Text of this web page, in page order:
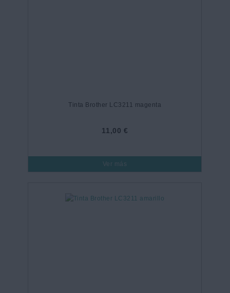
Tinta Brother LC3211 magenta
11,00 €
Ver más